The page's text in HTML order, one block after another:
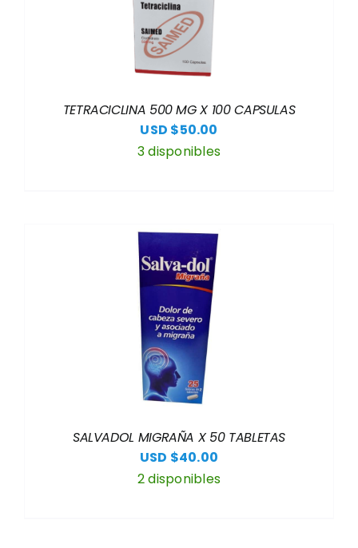
TETRACICLINA 500 MG X 100 CAPSULAS
USD $50.00
3 disponibles
SALVADOL MIGRAÑA X 50 TABLETAS
USD $40.00
2 disponibles